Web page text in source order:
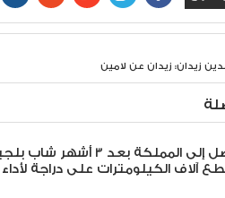
وصل إلى المملكة بعد 3 أشهر
آلاف الكيلومترات على دراجة